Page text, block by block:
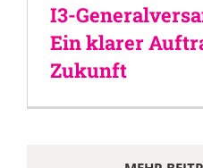
I3-
Ein klarer
Zukunft